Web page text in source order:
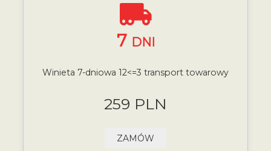
7 DNI
Winieta 7-dniowa 12<=3 transport towarowy
259 PLN
ZAMÓW